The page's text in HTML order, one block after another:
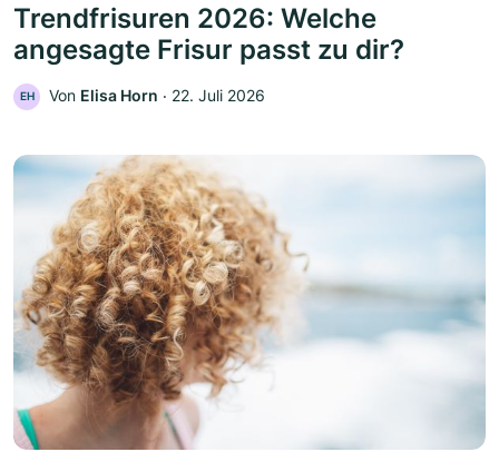
Trendfrisuren 2026: Welche
angesagte Frisur passt zu dir?
EH Von Elisa Horn ‧ 22. Juli 2026